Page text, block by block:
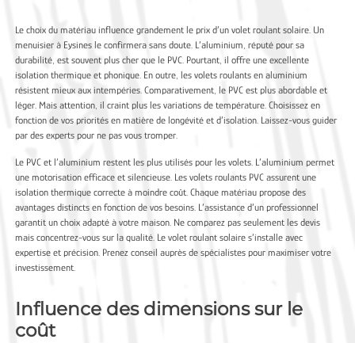
Le choix du matériau influence grandement le prix d’un volet roulant solaire. Un
menuisier à Eysines le confirmera sans doute. L’aluminium, réputé pour sa
durabilité, est souvent plus cher que le PVC. Pourtant, il offre une excellente
isolation thermique et phonique. En outre, les volets roulants en aluminium
résistent mieux aux intempéries. Comparativement, le PVC est plus abordable et
léger. Mais attention, il craint plus les variations de température. Choisissez en
fonction de vos priorités en matière de longévité et d’isolation. Laissez-vous guider
par des experts pour ne pas vous tromper.
Le PVC et l’aluminium restent les plus utilisés pour les volets. L’aluminium permet
une motorisation efficace et silencieuse. Les volets roulants PVC assurent une
isolation thermique correcte à moindre coût. Chaque matériau propose des
avantages distincts en fonction de vos besoins. L’assistance d’un professionnel
garantit un choix adapté à votre maison. Ne comparez pas seulement les devis
mais concentrez-vous sur la qualité. Le volet roulant solaire s’installe avec
expertise et précision. Prenez conseil auprès de spécialistes pour maximiser votre
investissement.
Influence des dimensions sur le
coût